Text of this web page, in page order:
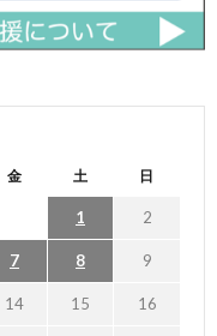
金 土 日
1 2
7 8 9
14 15 16